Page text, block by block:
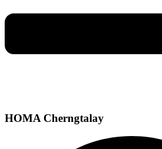
HOMA Cherngtalay